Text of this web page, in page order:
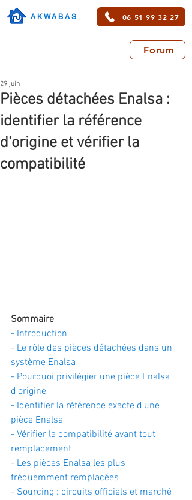
AKWABAS 06 51 99 32 27
Forum
Pièces détachées Enalsa :
identifier la référence
d'origine et vérifier la
compatibilité
29 juin
Sommaire
- Introduction
- Le rôle des pièces détachées dans un
système Enalsa
- Pourquoi privilégier une pièce Enalsa
d'origine
- Identifier la référence exacte d'une
pièce Enalsa
- Vérifier la compatibilité avant tout
remplacement
- Les pièces Enalsa les plus
fréquemment remplacées
- Sourcing : circuits officiels et marché